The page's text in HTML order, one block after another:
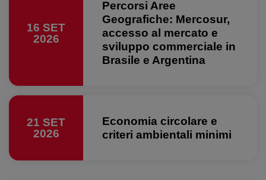
16 SET
2026
Percorsi Aree
Geografiche: Mercosur,
accesso al mercato e
sviluppo commerciale in
Brasile e Argentina
21 SET
2026
Economia circolare e
criteri ambientali minimi